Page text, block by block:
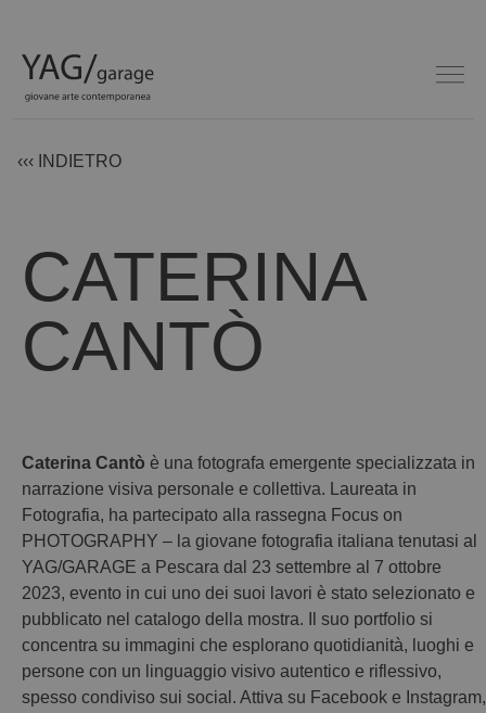
‹‹‹ INDIETRO
CATERINA
CANTÒ
Caterina Cantò è una fotografa emergente specializzata in
narrazione visiva personale e collettiva. Laureata in
Fotografia, ha partecipato alla rassegna Focus on
PHOTOGRAPHY – la giovane fotografia italiana tenutasi al
YAG/GARAGE a Pescara dal 23 settembre al 7 ottobre
2023, evento in cui uno dei suoi lavori è stato selezionato e
pubblicato nel catalogo della mostra. Il suo portfolio si
concentra su immagini che esplorano quotidianità, luoghi e
persone con un linguaggio visivo autentico e riflessivo,
spesso condiviso sui social. Attiva su Facebook e Instagram,